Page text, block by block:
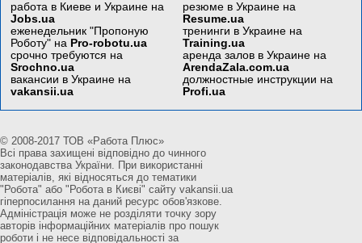
работа в Киеве и Украине на
Jobs.ua
еженедельник "Пропоную
Роботу" на Pro-robotu.ua
срочно требуются на
Srochno.ua
вакансии в Украине на
vakansii.ua
резюме в Украине на
Resume.ua
тренинги в Украине на
Training.ua
аренда залов в Украине на
ArendaZala.com.ua
должностные инструкции на
Profi.ua
© 2008-2017 ТОВ «Работа Плюс»
Всі права захищені відповідно до чинного
законодавства України. При використанні
матеріалів, які відносяться до тематики
"Робота" або "Робота в Києві" сайту vakansii.ua
гіперпосилання на даний ресурс обов'язкове.
Адміністрація може не розділяти точку зору
авторів інформаційних матеріалів про пошук
роботи і не несе відповідальності за